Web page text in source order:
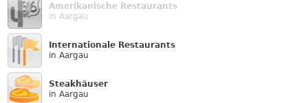
Amerikanische Restaurants
in Aargau
Internationale Restaurants
in Aargau
Steakhäuser
in Aargau